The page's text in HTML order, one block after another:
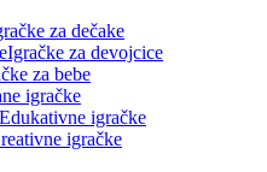
za dečake
Igračke za devojcice
za bebe
igračke
Edukativne igračke
igračke